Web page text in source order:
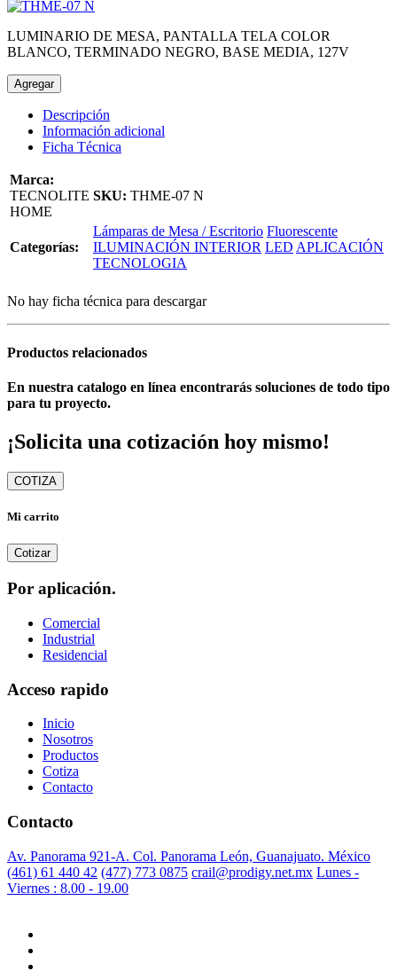
LUMINARIO DE MESA, PANTALLA TELA COLOR
BLANCO, TERMINADO NEGRO, BASE MEDIA, 127V
Agregar
Descripción
Información adicional
Ficha Técnica
Marca:
TECNOLITE
HOME
SKU: THME-07 N
Categorías:
Lámparas de Mesa / Escritorio Fluorescente
ILUMINACIÓN INTERIOR LED APLICACIÓN
TECNOLOGIA
No hay ficha técnica para descargar
Productos relacionados
En nuestra catalogo en línea encontrarás soluciones de todo tipo
para tu proyecto.
¡Solicita una cotización hoy mismo!
COTIZA
Mi carrito
Cotizar
Por aplicación.
Comercial
Industrial
Residencial
Acceso rapido
Inicio
Nosotros
Productos
Cotiza
Contacto
Contacto
Av. Panorama 921-A. Col. Panorama León, Guanajuato. México
(461) 61 440 42 (477) 773 0875 crail@prodigy.net.mx Lunes -
Viernes : 8.00 - 19.00